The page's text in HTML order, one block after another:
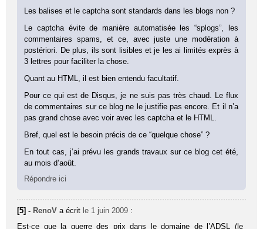
Les balises et le captcha sont standards dans les blogs non ?
Le captcha évite de manière automatisée les “splogs”, les
commentaires spams, et ce, avec juste une modération à
postériori. De plus, ils sont lisibles et je les ai limités exprès à
3 lettres pour faciliter la chose.
Quant au HTML, il est bien entendu facultatif.
Pour ce qui est de Disqus, je ne suis pas très chaud. Le flux
de commentaires sur ce blog ne le justifie pas encore. Et il n’a
pas grand chose avec voir avec les captcha et le HTML.
Bref, quel est le besoin précis de ce “quelque chose” ?
En tout cas, j’ai prévu les grands travaux sur ce blog cet été,
au mois d’août.
Répondre ici
[5] - RenoV a écrit le 1 juin 2009 :
Est-ce que la guerre des prix dans le domaine de l’ADSL (le